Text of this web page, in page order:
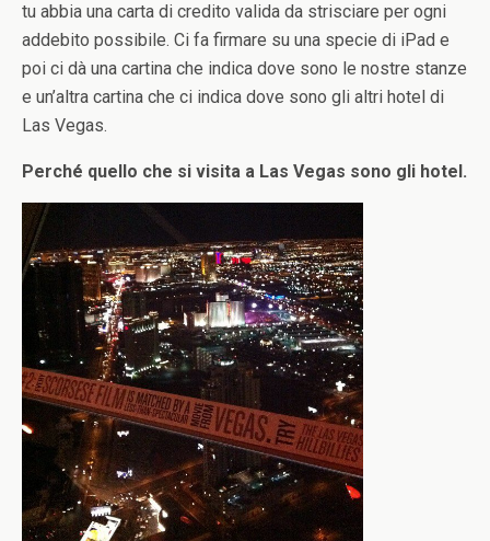
tu abbia una carta di credito valida da strisciare per ogni
addebito possibile. Ci fa firmare su una specie di iPad e
poi ci dà una cartina che indica dove sono le nostre stanze
e un’altra cartina che ci indica dove sono gli altri hotel di
Las Vegas.
Perché quello che si visita a Las Vegas sono gli hotel.